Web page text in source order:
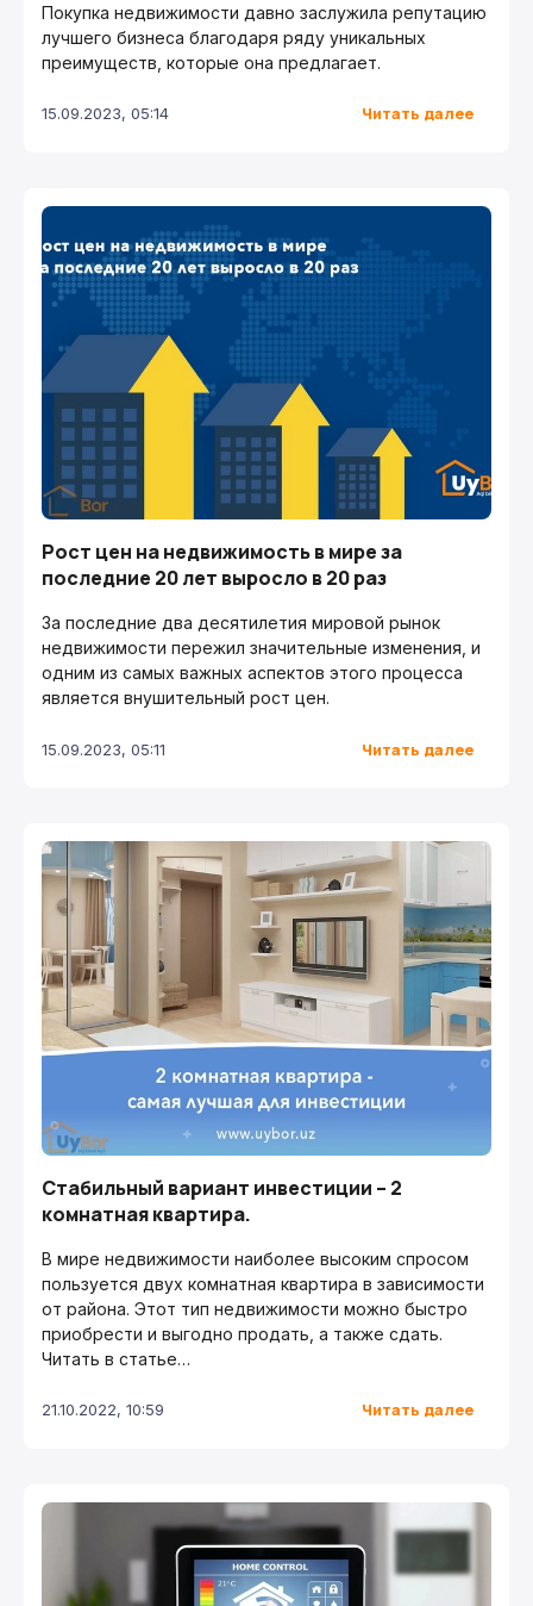
Покупка недвижимости давно заслужила репутацию
лучшего бизнеса благодаря ряду уникальных
преимуществ, которые она предлагает.
15.09.2023, 05:14 Читать далее
Рост цен на недвижимость в мире за
последние 20 лет выросло в 20 раз
За последние два десятилетия мировой рынок
недвижимости пережил значительные изменения, и
одним из самых важных аспектов этого процесса
является внушительный рост цен.
15.09.2023, 05:11 Читать далее
Стабильный вариант инвестиции – 2
комнатная квартира.
В мире недвижимости наиболее высоким спросом
пользуется двух комнатная квартира в зависимости
от района. Этот тип недвижимости можно быстро
приобрести и выгодно продать, а также сдать.
Читать в статье…
21.10.2022, 10:59 Читать далее